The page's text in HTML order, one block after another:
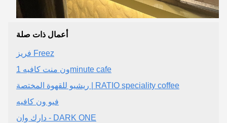
أعمال ذات صلة
فريز Freez
ون منت كافيه 1minute cafe
فيو ون كافيه
دارك وان - DARK ONE